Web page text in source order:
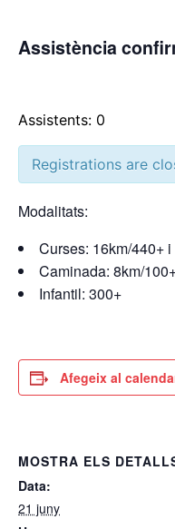
Assistència
Assistents: 0
Registrations are
Modalitats:
Curses: 16km/440+
Caminada: 8km/
Infantil: 300+
Afegeix al
MOSTRA ELS
Data:
21 juny